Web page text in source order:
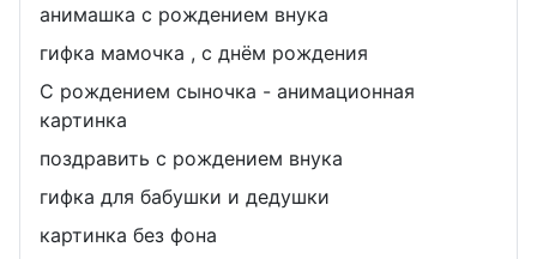
анимашка с рождением внука
гифка мамочка , с днём рождения
С рождением сыночка - анимационная
картинка
поздравить с рождением внука
гифка для бабушки и дедушки
картинка без фона